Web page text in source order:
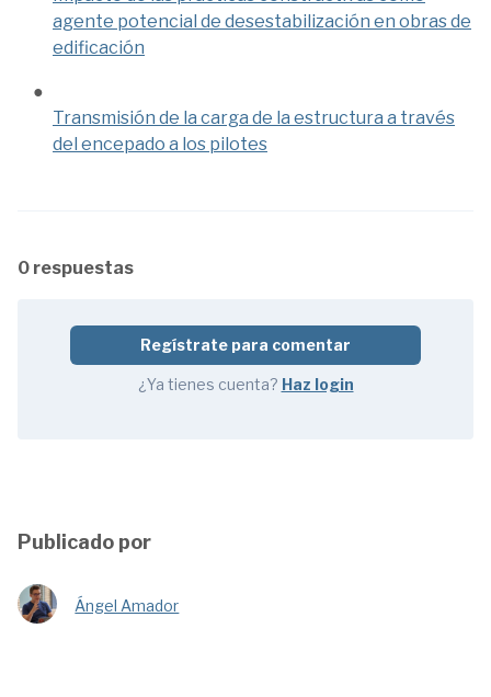
agente potencial de desestabilización en obras de
edificación
Transmisión de la carga de la estructura a través
del encepado a los pilotes
0 respuestas
Regístrate para comentar
¿Ya tienes cuenta? Haz login
Publicado por
Ángel Amador